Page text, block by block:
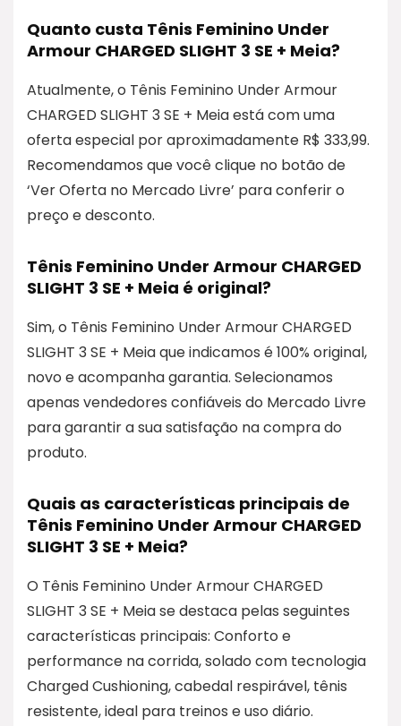
Quanto custa Tênis Feminino Under
Armour CHARGED SLIGHT 3 SE + Meia?
Atualmente, o Tênis Feminino Under Armour
CHARGED SLIGHT 3 SE + Meia está com uma
oferta especial por aproximadamente R$ 333,99.
Recomendamos que você clique no botão de
‘Ver Oferta no Mercado Livre’ para conferir o
preço e desconto.
Tênis Feminino Under Armour CHARGED
SLIGHT 3 SE + Meia é original?
Sim, o Tênis Feminino Under Armour CHARGED
SLIGHT 3 SE + Meia que indicamos é 100% original,
novo e acompanha garantia. Selecionamos
apenas vendedores confiáveis do Mercado Livre
para garantir a sua satisfação na compra do
produto.
Quais as características principais de
Tênis Feminino Under Armour CHARGED
SLIGHT 3 SE + Meia?
O Tênis Feminino Under Armour CHARGED
SLIGHT 3 SE + Meia se destaca pelas seguintes
características principais: Conforto e
performance na corrida, solado com tecnologia
Charged Cushioning, cabedal respirável, tênis
resistente, ideal para treinos e uso diário.